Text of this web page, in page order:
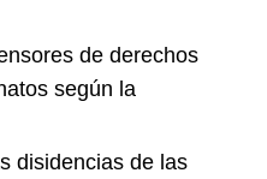
de derechos
según la
disidencias de las